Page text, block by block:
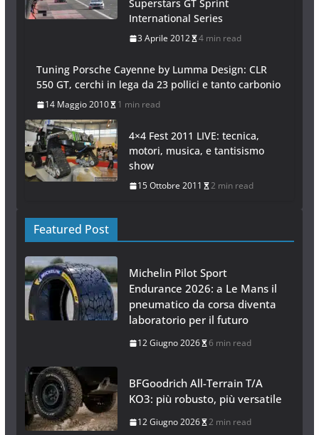
Superstars GT Sprint
International Series
3 Aprile 2012 4 min read
Tuning Porsche Cayenne by Lumma Design: CLR
550 GT, cerchi in lega da 23 pollici e tanto carbonio
14 Maggio 2010 1 min read
4×4 Fest 2011 LIVE: tecnica,
motori, musica, e tantisismo
show
15 Ottobre 2011 2 min read
Featured Post
Michelin Pilot Sport
Endurance 2026: a Le Mans il
pneumatico da corsa diventa
laboratorio per il futuro
12 Giugno 2026 6 min read
BFGoodrich All-Terrain T/A
KO3: più robusto, più versatile
12 Giugno 2026 2 min read